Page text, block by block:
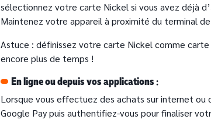
sélectionnez votre carte Nickel si vous avez déjà
Maintenez votre appareil à proximité du terminal
Astuce : définissez votre carte Nickel comme
encore plus de temps !
En ligne ou depuis vos applications :
Lorsque vous effectuez des achats sur internet ou
Google Pay puis authentifiez-vous pour finaliser